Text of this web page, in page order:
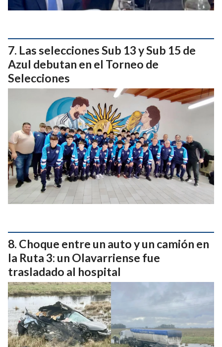
Las selecciones Sub 13 y Sub 15 de
Azul debutan en el Torneo de
Selecciones
Choque entre un auto y un camión en
la Ruta 3: un Olavarriense fue
trasladado al hospital